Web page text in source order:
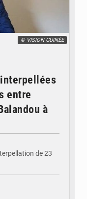
© VISION GUINÉE
entre
à
de 23